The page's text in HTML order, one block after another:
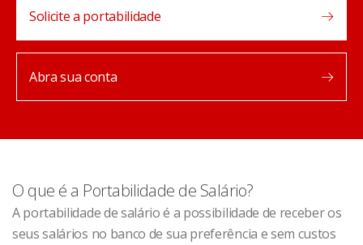
Abra sua conta
Solicite a portabilidade
O que é a Portabilidade de Salário?
A portabilidade de salário é a possibilidade de receber os
seus salários no banco de sua preferência e sem custos